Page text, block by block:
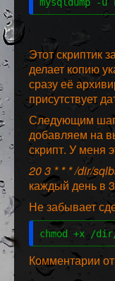
Этот скриптик
делает копию
сразу её
присутствует
Следующим
добавляем на
скрипт. У меня
20 3 * * * /dir/
каждый день в
Не забывает
chmod +x /
Комментарии